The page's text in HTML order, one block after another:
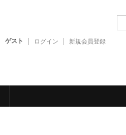
ゲスト ログイン 新規会員登録